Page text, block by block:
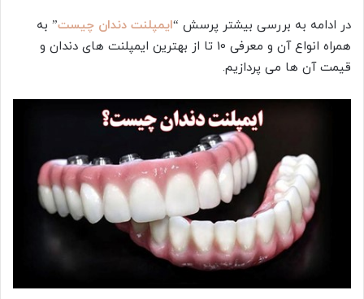
در ادامه به بررسی بیشتر پرسش “ایمپلنت دندان چیست” به
همراه انواع آن و معرفی 10 تا از بهترین ایمپلنت های دندان و
قیمت آن ها می پردازیم.